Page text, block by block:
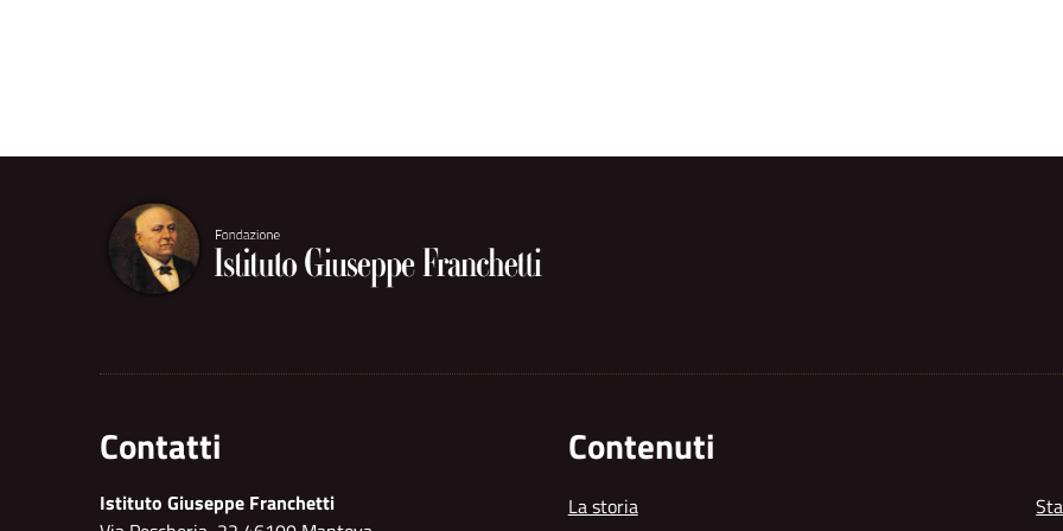
Contatti
Istituto Giuseppe Franchetti
Contenuti
La storia